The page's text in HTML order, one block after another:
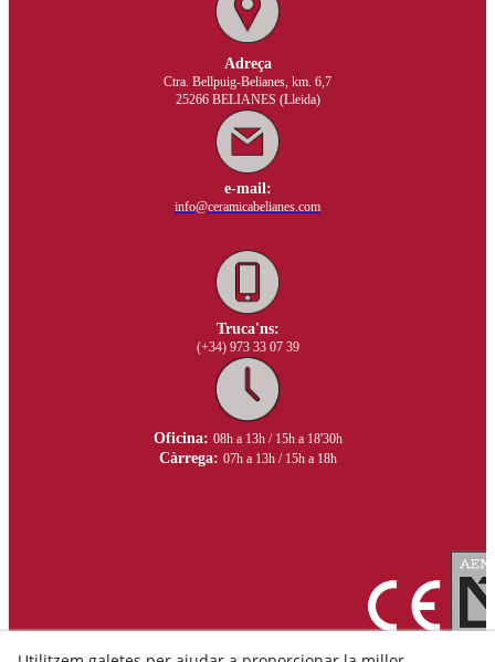
Adreça
Ctra. Bellpuig-Belianes, km. 6,7
25266 BELIANES (Lleida)
e-mail:
info@ceramicabelianes.com
Truca'ns:
(+34) 973 33 07 39
Oficina: 08h a 13h / 15h a 18'30h
Càrrega: 07h a 13h / 15h a 18h